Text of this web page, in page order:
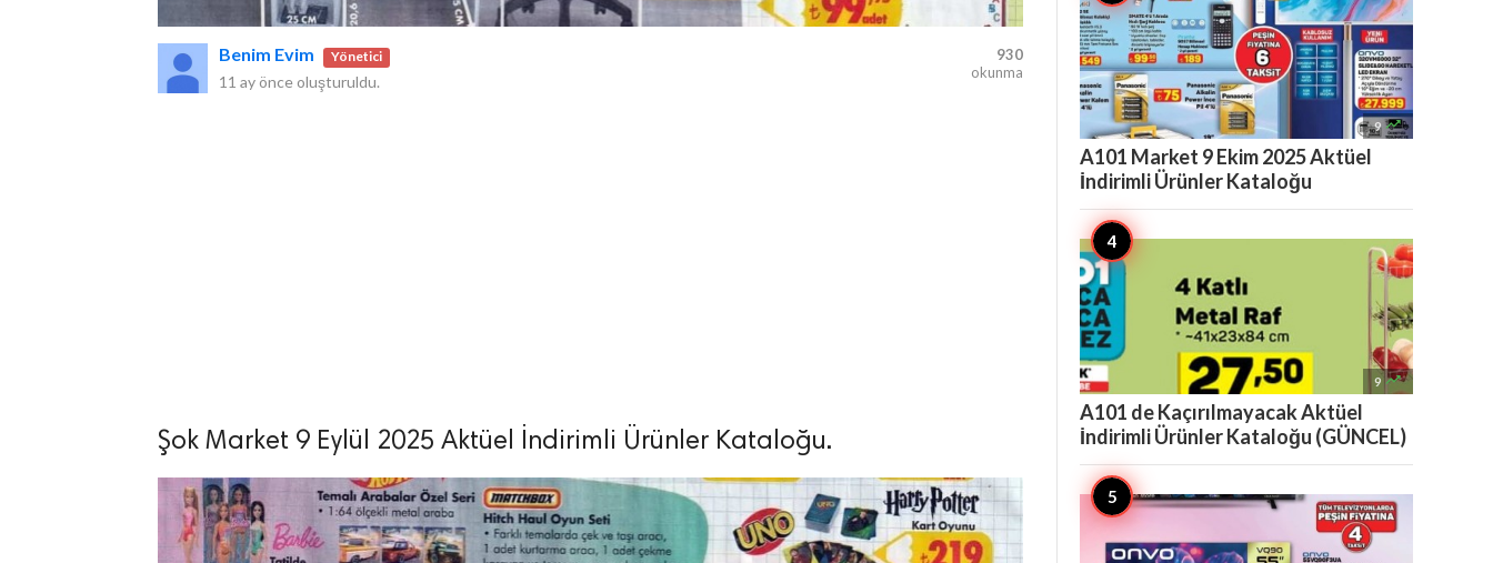
Benim Evim Yönetici
11 ay önce oluşturuldu.
930
okunma
Şok Market 9 Eylül 2025 Aktüel İndirimli Ürünler Kataloğu.
9 
A101 Market 9 Ekim 2025 Aktüel
İndirimli Ürünler Kataloğu
9 
A101 de Kaçırılmayacak Aktüel
İndirimli Ürünler Kataloğu (GÜNCEL)